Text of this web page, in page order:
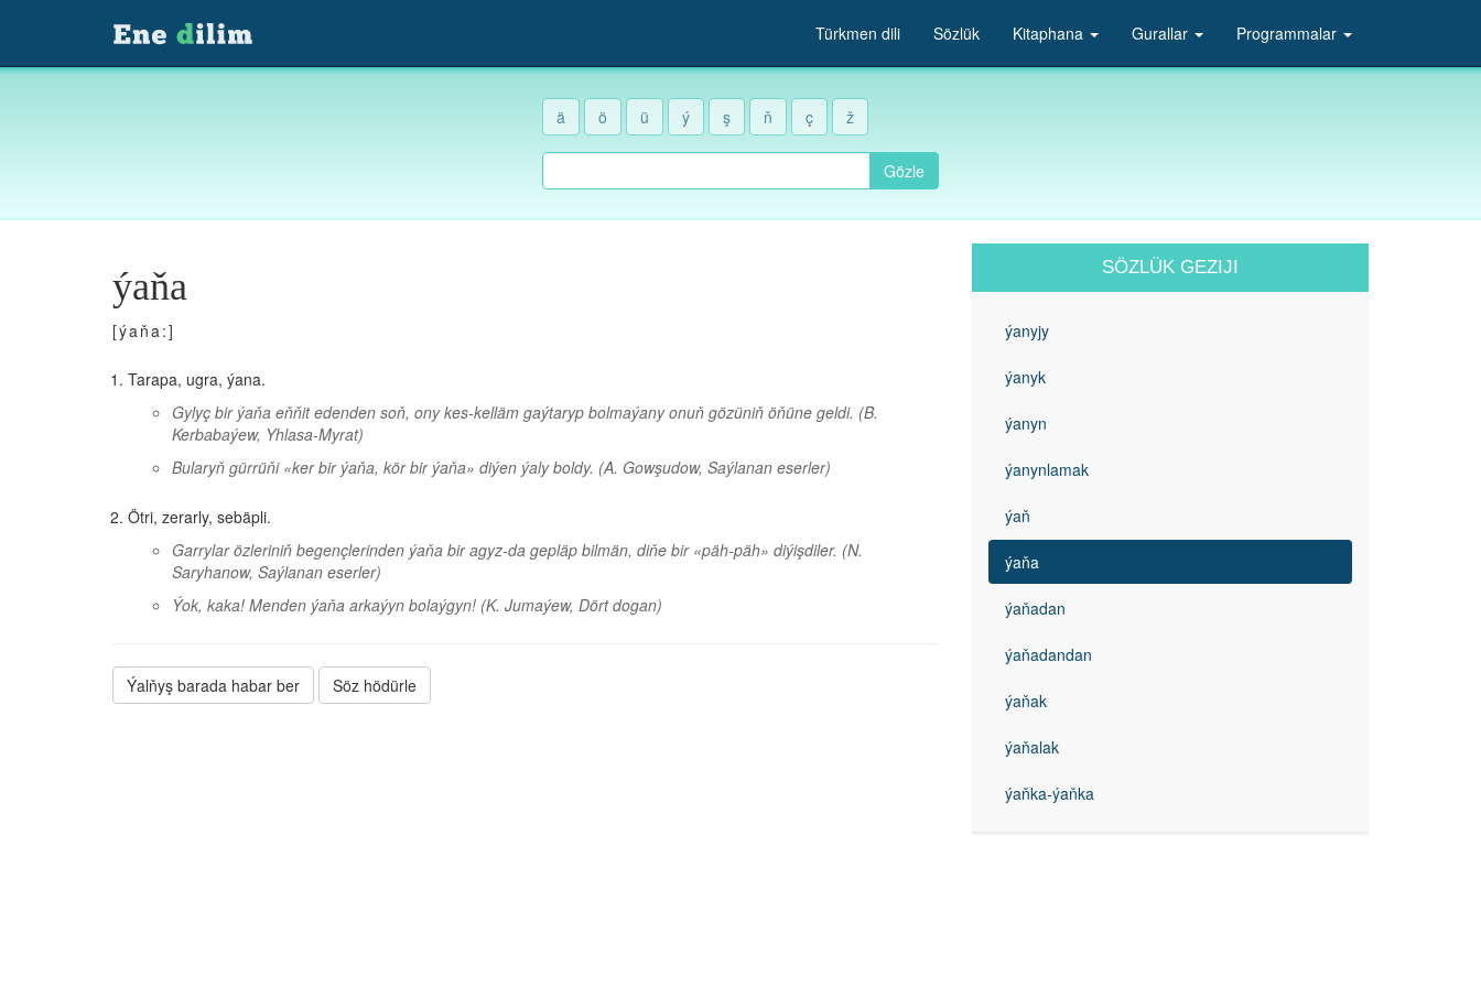
Türkmen dili Sözlük Kitaphana Gurallar Programmalar
ä ö ü ý ş ň ç ž
Gözle
ýaňa
[ýaňa:]
Tarapa, ugra, ýana.
Gylyç bir ýaňa eňňit edenden soň, ony kes-kelläm gaýtaryp bolmaýany onuň gözüniň öňüne geldi. (B.
Kerbabaýew, Yhlasa-Myrat)
Bularyň gürrüňi «ker bir ýaňa, kör bir ýaňa» diýen ýaly boldy. (A. Gowşudow, Saýlanan eserler)
Ötri, zerarly, sebäpli.
Garrylar özleriniň begençlerinden ýaňa bir agyz-da gepläp bilmän, diňe bir «päh-päh» diýişdiler. (N.
Saryhanow, Saýlanan eserler)
Ýok, kaka! Menden ýaňa arkaýyn bolaýgyn! (K. Jumaýew, Dört dogan)
Ýalňyş barada habar ber Söz hödürle
SÖZLÜK GEZIJI
ýanyjy
ýanyk
ýanyn
ýanynlamak
ýaň
ýaňa
ýaňadan
ýaňadandan
ýaňak
ýaňalak
ýaňka-ýaňka